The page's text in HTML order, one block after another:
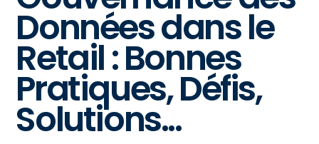
Données dans le
Retail : Bonnes
Pratiques, Défis,
Solutions...